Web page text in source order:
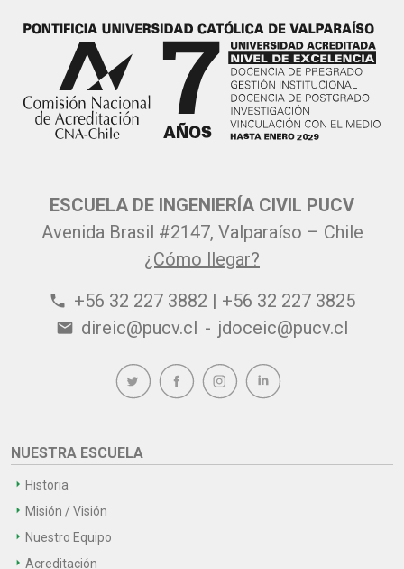
ESCUELA DE INGENIERÍA CIVIL PUCV
Avenida Brasil #2147, Valparaíso – Chile
¿Cómo llegar?
phone +56 32 227 3882 | +56 32 227 3825
email direic@pucv.cl - jdoceic@pucv.cl
NUESTRA ESCUELA
Historia
Misión / Visión
Nuestro Equipo
Acreditación